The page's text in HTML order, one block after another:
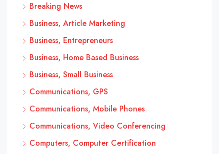
Breaking News
Business, Article Marketing
Business, Entrepreneurs
Business, Home Based Business
Business, Small Business
Communications, GPS
Communications, Mobile Phones
Communications, Video Conferencing
Computers, Computer Certification